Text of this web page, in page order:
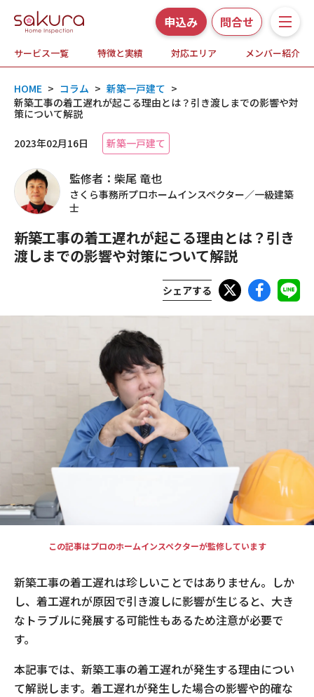
申込み 問合せ
サービス一覧 特徴と実績 対応エリア メンバー紹介
サービス一覧
さくら事務所の特徴と実績
ホームインスペクションとは
対応エリア
メンバー紹介
よくある質問
お知らせ・プレスリリース
現場事例・お役立ちコラム
さくら事務所について
HOME > コラム > 新築一戸建て >
新築工事の着工遅れが起こる理由とは？引き渡しまでの影響や対
策について解説
2023年02月16日 新築一戸建て
監修者：柴尾 竜也
さくら事務所プロホームインスペクター／一級建築
士
新築工事の着工遅れが起こる理由とは？引き
渡しまでの影響や対策について解説
シェアする
この記事はプロのホームインスペクターが監修しています
新築工事の着工遅れは珍しいことではありません。しか
し、着工遅れが原因で引き渡しに影響が生じると、大き
なトラブルに発展する可能性もあるため注意が必要で
す。
本記事では、新築工事の着工遅れが発生する理由につい
て解説します。着工遅れが発生した場合の影響や的確な